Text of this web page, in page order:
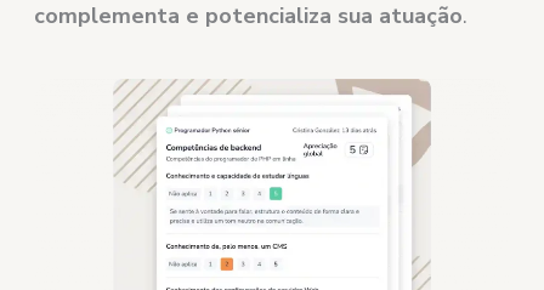
complementa e potencializa sua atuação.